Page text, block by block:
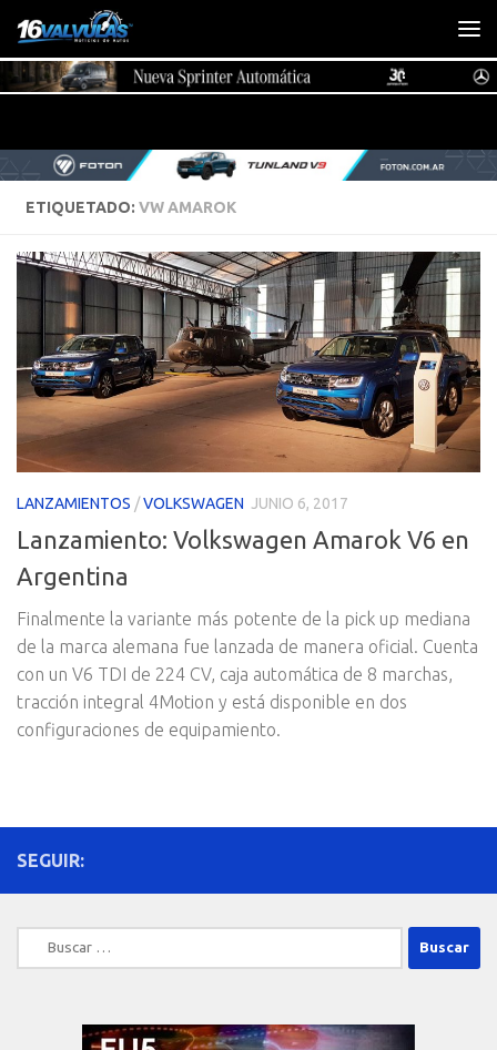
Saltar al contenido
ETIQUETADO: VW AMAROK
LANZAMIENTOS /VOLKSWAGEN JUNIO 6, 2017
Lanzamiento: Volkswagen Amarok V6 en
Argentina
Finalmente la variante más potente de la pick up mediana
de la marca alemana fue lanzada de manera oficial. Cuenta
con un V6 TDI de 224 CV, caja automática de 8 marchas,
tracción integral 4Motion y está disponible en dos
configuraciones de equipamiento.
SEGUIR:
Buscar: